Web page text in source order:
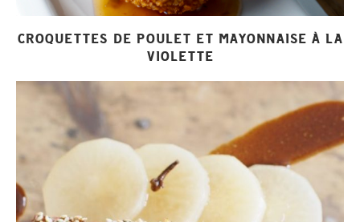
CROQUETTES DE POULET ET MAYONNAISE À LA
VIOLETTE